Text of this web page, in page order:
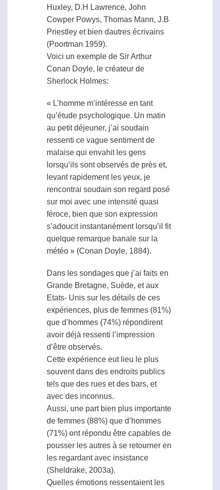
Huxley, D.H Lawrence, John
Cowper Powys, Thomas Mann, J.B
Priestley et bien dautres écrivains
(Poortman 1959).
Voici un exemple de Sir Arthur
Conan Doyle, le créateur de
Sherlock Holmes:
« L’homme m’intéresse en tant
qu’étude psychologique. Un matin
au petit déjeuner, j’ai soudain
ressenti ce vague sentiment de
malaise qui envahit les gens
lorsqu’ils sont observés de près et,
levant rapidement les yeux, je
rencontrai soudain son regard posé
sur moi avec une intensité quasi
féroce, bien que son expression
s’adoucit instantanément lorsqu’il fit
quelque remarque banale sur la
météo » (Conan Doyle, 1884).
Dans les sondages que j’ai faits en
Grande Bretagne, Suède, et aux
Etats- Unis sur les détails de ces
expériences, plus de femmes (81%)
que d’hommes (74%) répondirent
avoir déjà ressenti l’impression
d’être observés.
Cette expérience eut lieu le plus
souvent dans des endroits publics
tels que des rues et des bars, et
avec des inconnus.
Aussi, une part bien plus importante
de femmes (88%) que d’hommes
(71%) ont répondu être capables de
pousser les autres à se retourner en
les regardant avec insistance
(Sheldrake, 2003a).
Quelles émotions ressentaient les